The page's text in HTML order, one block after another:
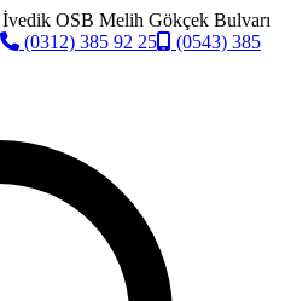
İvedik OSB Melih Gökçek Bulvarı
(0312) 385 92 25
(0543) 385